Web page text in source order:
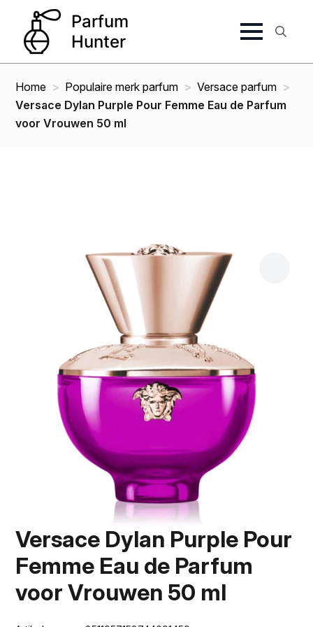
Home Populaire merk parfum
Versace parfum
Versace Dylan Purple Pour Femme Eau de Parfum
voor Vrouwen 50 ml
Versace Dylan Purple Pour
Femme Eau de Parfum
voor Vrouwen 50 ml